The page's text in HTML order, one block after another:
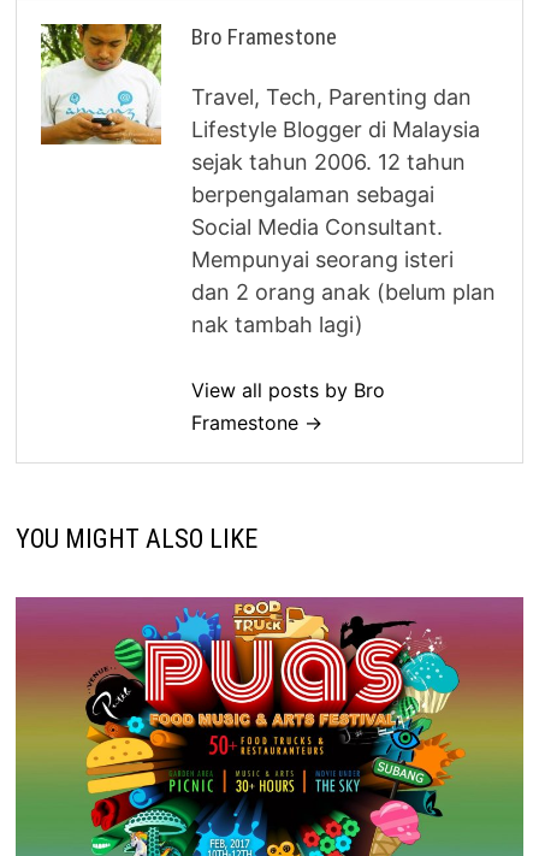
Bro Framestone
Travel, Tech, Parenting dan
Lifestyle Blogger di Malaysia
sejak tahun 2006. 12 tahun
berpengalaman sebagai
Social Media Consultant.
Mempunyai seorang isteri
dan 2 orang anak (belum plan
nak tambah lagi)
View all posts by Bro
Framestone →
YOU MIGHT ALSO LIKE